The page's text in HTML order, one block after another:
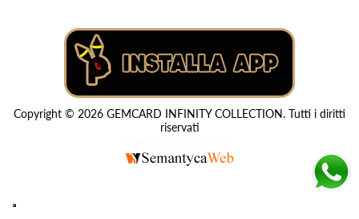
Copyright © 2026 GEMCARD INFINITY COLLECTION. Tutti i diritti
riservati